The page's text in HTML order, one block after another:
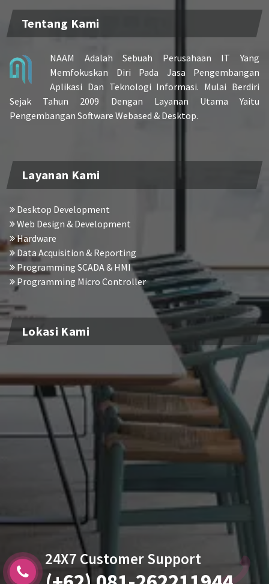
Tentang Kami
NAAM Adalah Sebuah Perusahaan IT Yang
Memfokuskan Diri Pada Jasa Pengembangan
Aplikasi Dan Teknologi Informasi. Mulai Berdiri
Sejak Tahun 2009 Dengan Layanan Utama Yaitu
Pengembangan Software Webased & Desktop.
Layanan Kami
Desktop Development
Web Design & Development
Hardware
Data Acquisition & Reporting
Programming SCADA & HMI
Programming Micro Controller
Lokasi Kami
24X7 Customer Support